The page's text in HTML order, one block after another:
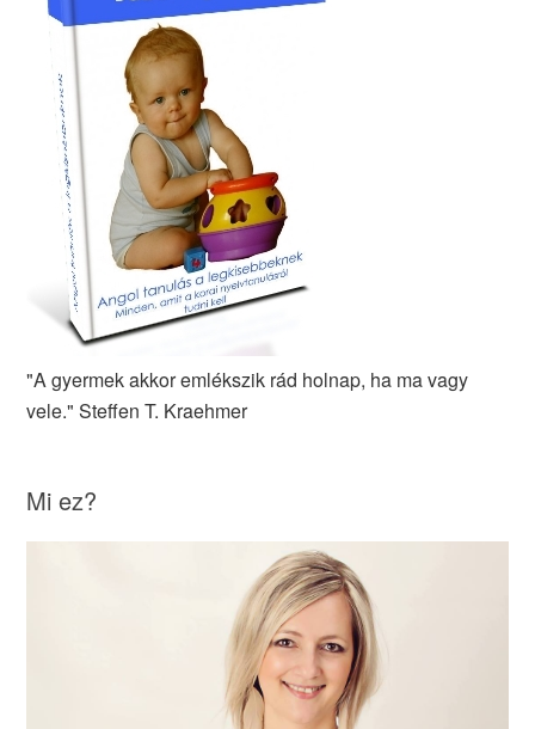
"A gyermek akkor emlékszik rád holnap, ha ma vagy
vele." Steffen T. Kraehmer
Mi ez?